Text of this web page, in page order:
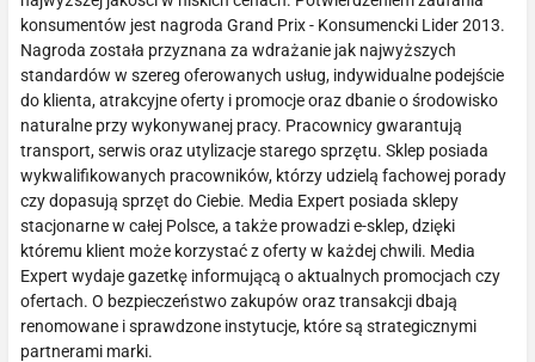
konsumentów jest nagroda Grand Prix - Konsumencki Lider 2013.
Nagroda została przyznana za wdrażanie jak najwyższych
standardów w szereg oferowanych usług, indywidualne podejście
do klienta, atrakcyjne oferty i promocje oraz dbanie o środowisko
naturalne przy wykonywanej pracy. Pracownicy gwarantują
transport, serwis oraz utylizacje starego sprzętu. Sklep posiada
wykwalifikowanych pracowników, którzy udzielą fachowej porady
czy dopasują sprzęt do Ciebie. Media Expert posiada sklepy
stacjonarne w całej Polsce, a także prowadzi e-sklep, dzięki
któremu klient może korzystać z oferty w każdej chwili. Media
Expert wydaje gazetkę informującą o aktualnych promocjach czy
ofertach. O bezpieczeństwo zakupów oraz transakcji dbają
renomowane i sprawdzone instytucje, które są strategicznymi
partnerami marki.